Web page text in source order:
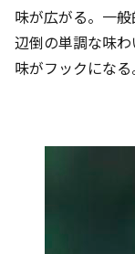
味が広がる。一
辺倒の単調な味
味がフックにな